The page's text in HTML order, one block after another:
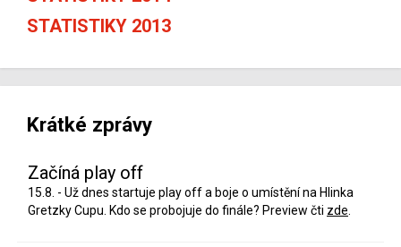
STATISTIKY 2013
Krátké zprávy
Začíná play off
15.8. - Už dnes startuje play off a boje o umístění na Hlinka
Gretzky Cupu. Kdo se probojuje do finále? Preview čti zde